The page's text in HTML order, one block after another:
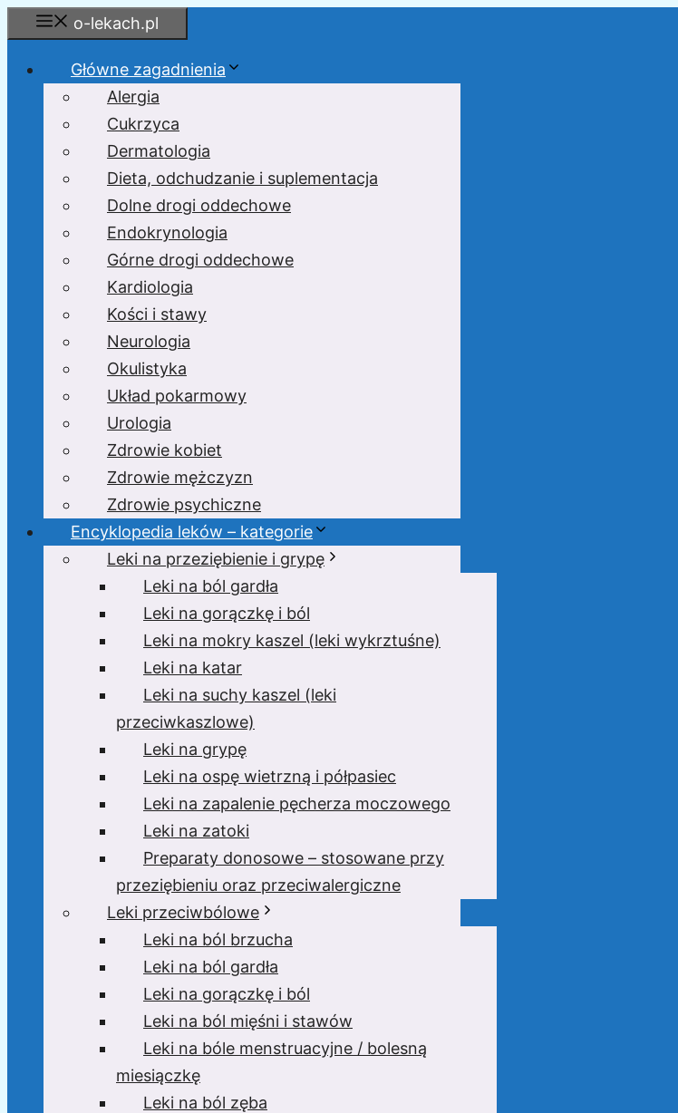
Przejdź
do
o-lekach.pl
Główne zagadnienia
Alergia
Cukrzyca
Dermatologia
Dieta, odchudzanie i suplementacja
Dolne drogi oddechowe
Endokrynologia
Górne drogi oddechowe
Kardiologia
Kości i stawy
Neurologia
Okulistyka
Układ pokarmowy
Urologia
Zdrowie kobiet
Zdrowie mężczyzn
Zdrowie psychiczne
Encyklopedia leków – kategorie
Leki na przeziębienie i grypę
Leki na ból gardła
Leki na gorączkę i ból
Leki na mokry kaszel (leki wykrztuśne)
Leki na katar
Leki na suchy kaszel (leki
przeciwkaszlowe)
Leki na grypę
Leki na ospę wietrzną i półpasiec
Leki na zapalenie pęcherza moczowego
Leki na zatoki
Preparaty donosowe – stosowane przy
przeziębieniu oraz przeciwalergiczne
Leki przeciwbólowe
Leki na ból brzucha
Leki na ból gardła
Leki na gorączkę i ból
Leki na ból mięśni i stawów
Leki na bóle menstruacyjne / bolesną
miesiączkę
Leki na ból zęba